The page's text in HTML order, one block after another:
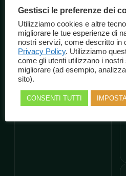
Gestisci le preferenze dei
Utilizziamo cookies e altre
migliorare le tue esperienze di
nostri servizi, come descritto in
Privacy Policy. Utilizziamo
come gli utenti utilizzano i
migliorare (ad esempio,
sito).
CONSENTI TUTTI